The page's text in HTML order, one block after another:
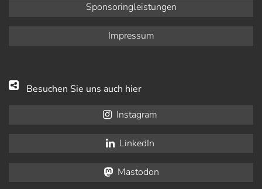
Sponsoringleistungen
Impressum
Besuchen Sie uns auch hier
Instagram
LinkedIn
Mastodon